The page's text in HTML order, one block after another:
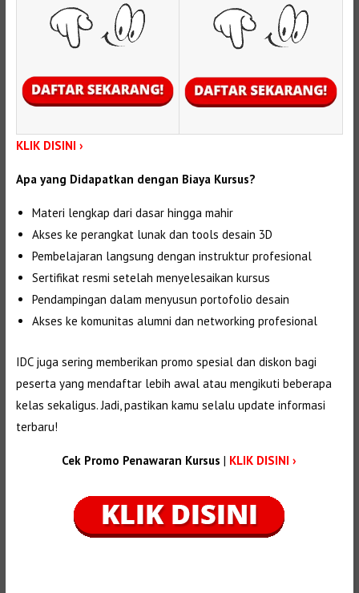
KLIK DISINI ›
Apa yang Didapatkan dengan Biaya Kursus?
Materi lengkap dari dasar hingga mahir
Akses ke perangkat lunak dan tools desain 3D
Pembelajaran langsung dengan instruktur profesional
Sertifikat resmi setelah menyelesaikan kursus
Pendampingan dalam menyusun portofolio desain
Akses ke komunitas alumni dan networking profesional
IDC juga sering memberikan promo spesial dan diskon bagi
peserta yang mendaftar lebih awal atau mengikuti beberapa
kelas sekaligus. Jadi, pastikan kamu selalu update informasi
terbaru!
Cek Promo Penawaran Kursus| KLIK DISINI ›